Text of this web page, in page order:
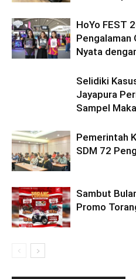
HoYo FEST
Pengalaman
Nyata
Selidiki
Jayapura
Sampel
Pemerintah
SDM 72
Sambut
Promo